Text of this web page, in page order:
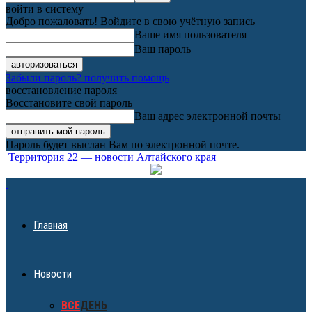
войти в систему
Добро пожаловать! Войдите в свою учётную запись
Ваше имя пользователя
Ваш пароль
Забыли пароль? получить помощь
восстановление пароля
Восстановите свой пароль
Ваш адрес электронной почты
Пароль будет выслан Вам по электронной почте.
Территория 22 — новости Алтайского края
Главная
Новости
ВСЕДЕНЬ